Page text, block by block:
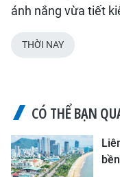
ánh nắng vừa tiết
THỜI NAY
CÓ THỂ BẠN